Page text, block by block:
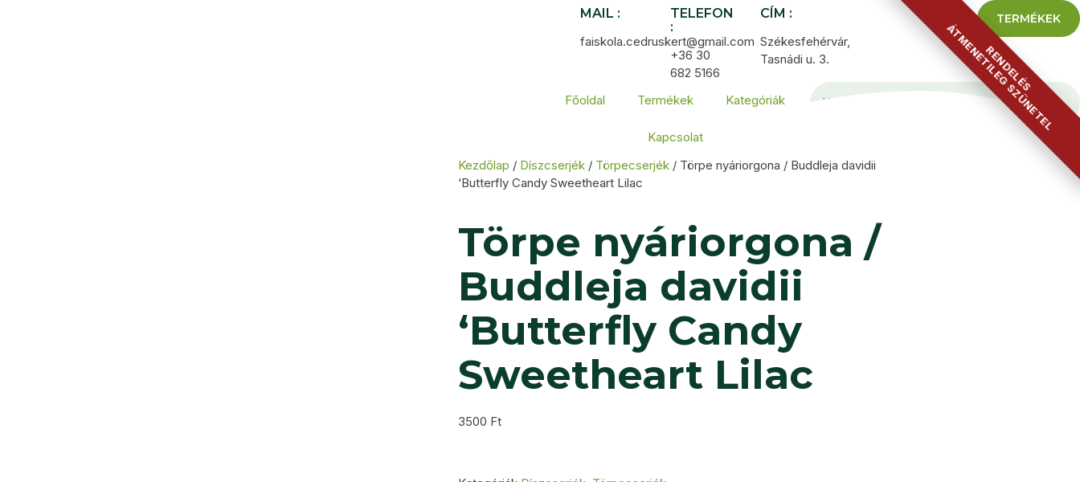
RENDELÉS
ÁTMENETILEG SZÜNETEL
MAIL :
faiskola.cedruskert@gmail.com
TELEFON
:
+36 30
682 5166
CÍM :
Székesfehérvár,
Tasnádi u. 3.
TERMÉKEK
Főoldal Termékek Kategóriák
Kapcsolat
Kezdőlap / Díszcserjék / Törpecserjék / Törpe nyáriorgona / Buddleja davidii
‘Butterfly Candy Sweetheart Lilac
Törpe nyáriorgona /
Buddleja davidii
‘Butterfly Candy
Sweetheart Lilac
3500 Ft